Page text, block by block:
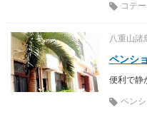
コテ
八重山諸
ペンシ
便利で静
ペン